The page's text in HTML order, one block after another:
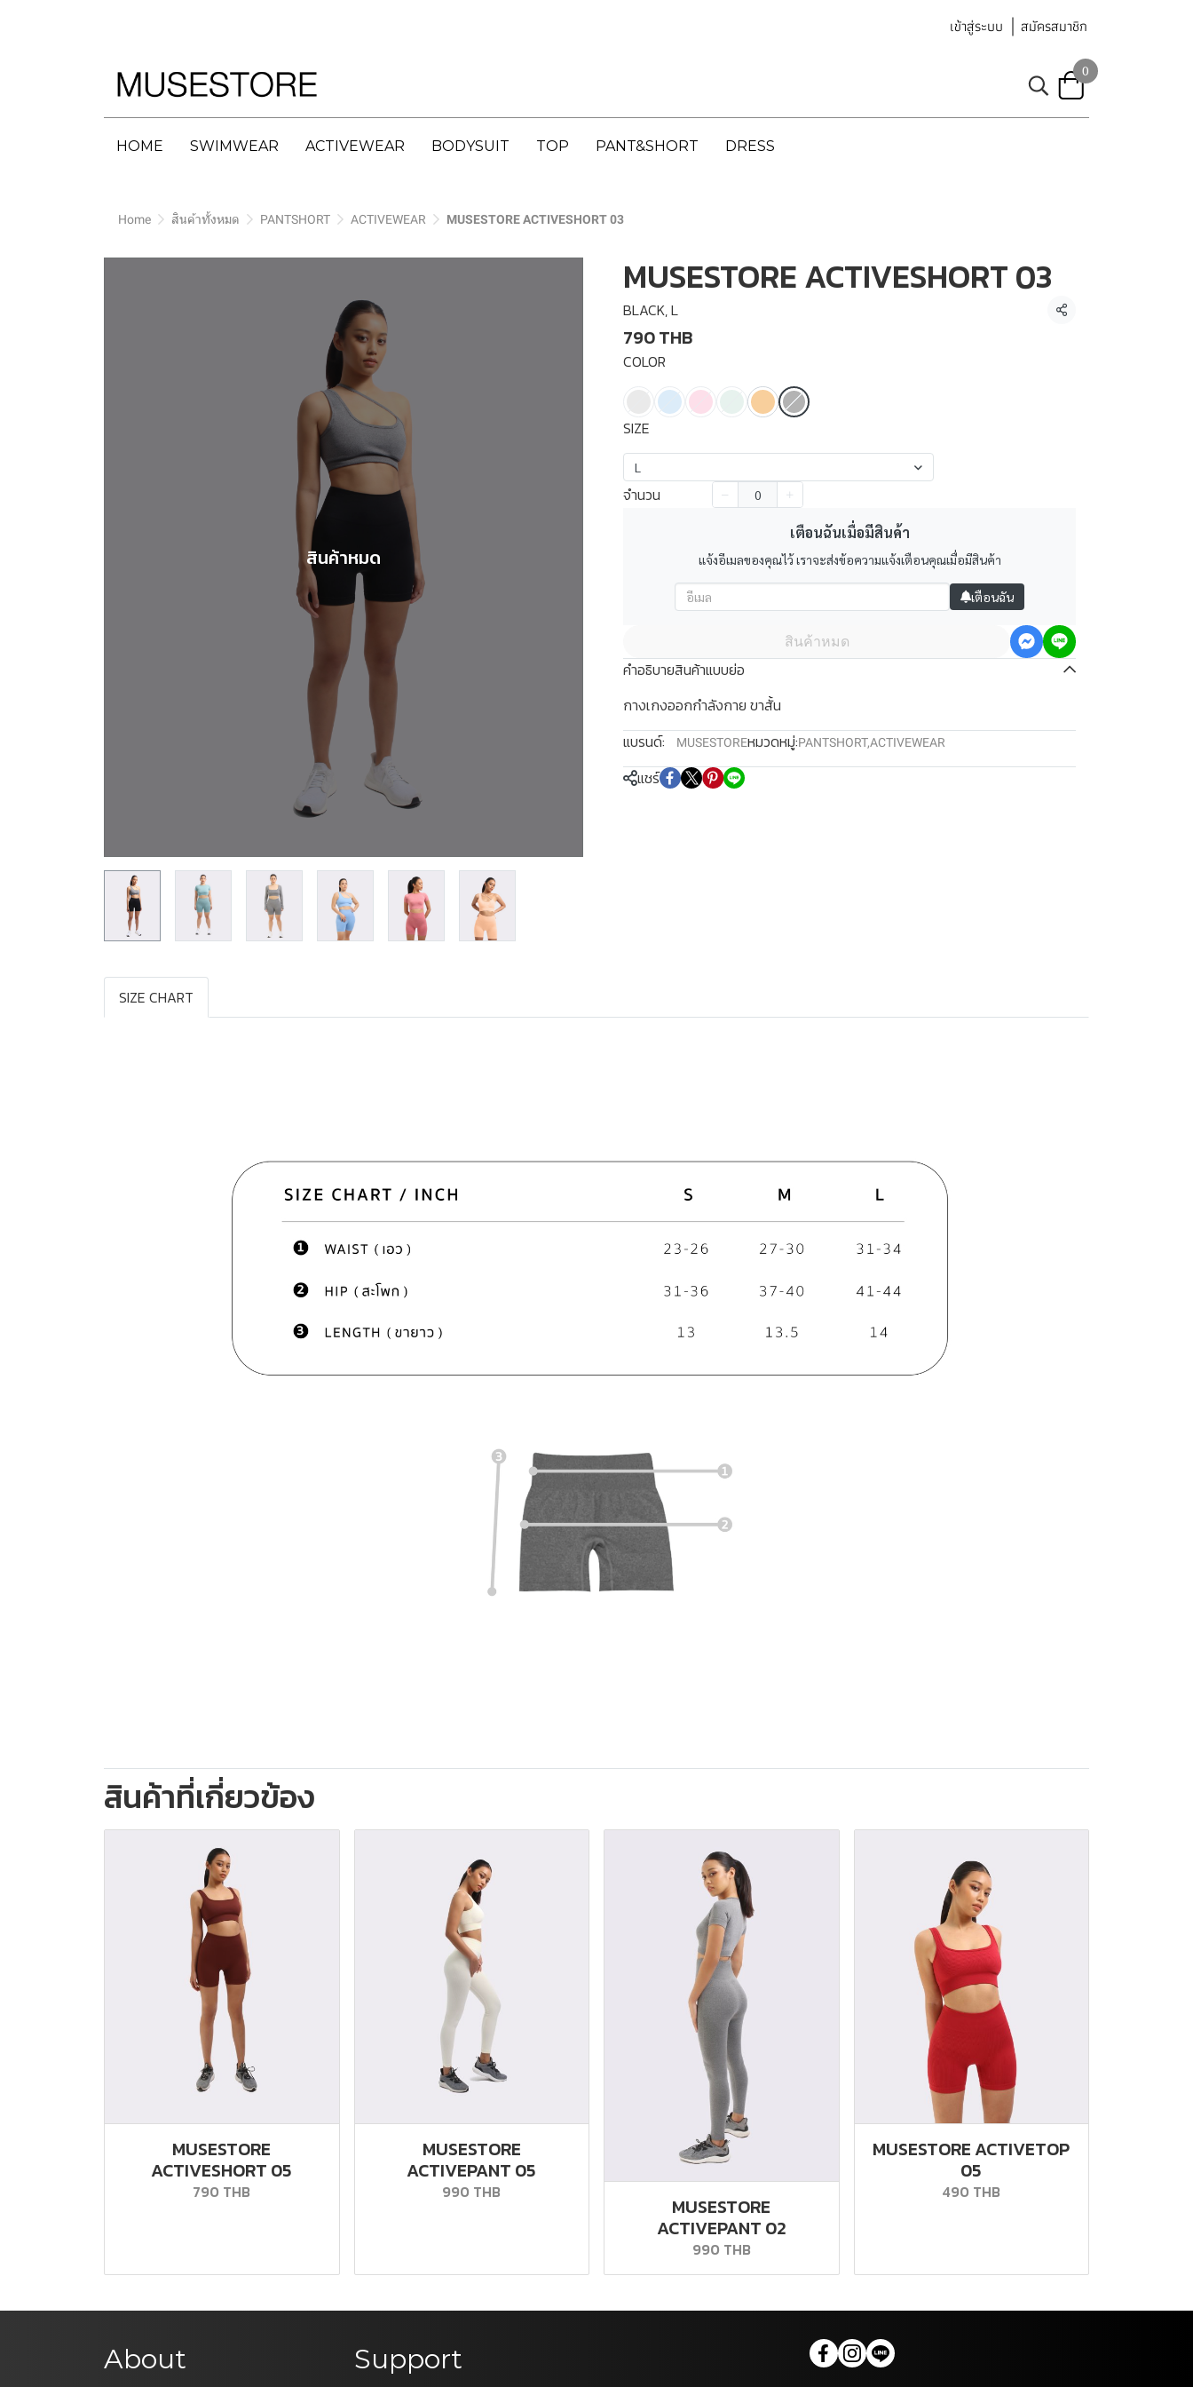
เข้าสู่ระบบ สมัครสมาชิก
0
HOME SWIMWEAR ACTIVEWEAR BODYSUIT TOP PANT&SHORT DRESS
Home สินค้าทั้งหมด PANTSHORT ACTIVEWEAR MUSESTORE ACTIVESHORT 03
สินค้าหมด
MUSESTORE ACTIVESHORT 03
BLACK, L แชร์
790 THB
COLOR
SIZE
L
จำนวน
เตือนฉันเมื่อมีสินค้า
แจ้งอีเมลของคุณไว้ เราจะส่งข้อความแจ้งเตือนคุณเมื่อมีสินค้า
เตือนฉัน
สินค้าหมด
คำอธิบายสินค้าแบบย่อ
กางเกงออกกำลังกาย ขาสั้น
แบรนด์:
MUSESTOREหมวดหมู่:PANTSHORT,ACTIVEWEAR
แชร์
SIZE CHART
สินค้าที่เกี่ยวข้อง
MUSESTORE
ACTIVESHORT 05
790 THB
MUSESTORE
ACTIVEPANT 05
990 THB
MUSESTORE
ACTIVEPANT 02
990 THB
MUSESTORE ACTIVETOP
05
490 THB
About Support